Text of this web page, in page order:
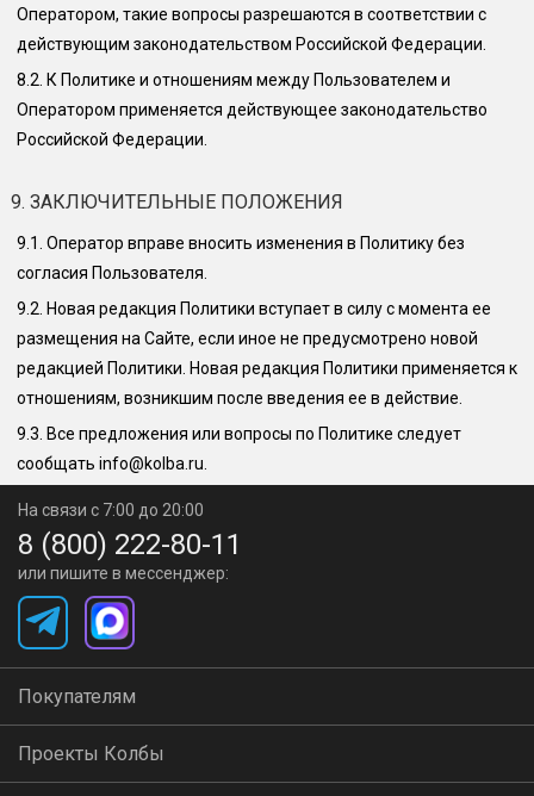
Оператором, такие вопросы разрешаются в соответствии с
действующим законодательством Российской Федерации.
8.2. К Политике и отношениям между Пользователем и
Оператором применяется действующее законодательство
Российской Федерации.
9. ЗАКЛЮЧИТЕЛЬНЫЕ ПОЛОЖЕНИЯ
9.1. Оператор вправе вносить изменения в Политику без
согласия Пользователя.
9.2. Новая редакция Политики вступает в силу с момента ее
размещения на Сайте, если иное не предусмотрено новой
редакцией Политики. Новая редакция Политики применяется к
отношениям, возникшим после введения ее в действие.
9.3. Все предложения или вопросы по Политике следует
сообщать info@kolba.ru
На связи с 7:00 до 20:00
8 (800) 222-80-11
или пишите в мессенджер:
Покупателям
Проекты Колбы